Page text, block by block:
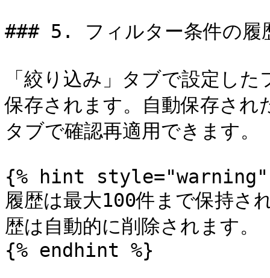
### 5. フィルター条件の履
「絞り込み」タブで設定し
保存されます。自動保存され
タブで確認再適用できます。
{% hint style="warning"
履歴は最大100件まで保持さ
歴は自動的に削除されます。
{% endhint %}